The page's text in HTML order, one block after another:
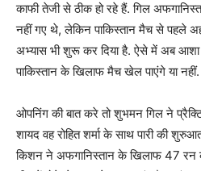
काफी तेजी से ठीक हो रहे हैं. गिल
नहीं गए थे, लेकिन पाकिस्तान मैच से पहले
अभ्यास भी शुरू कर दिया है. ऐसे में अब आशा
पाकिस्तान के खिलाफ मैच खेल पाएंगे या नहीं.
ओपनिंग की बात करे तो शुभमन गिल ने
शायद वह रोहित शर्मा के साथ पारी की
किशन ने अफगानिस्तान के खिलाफ 47 रन